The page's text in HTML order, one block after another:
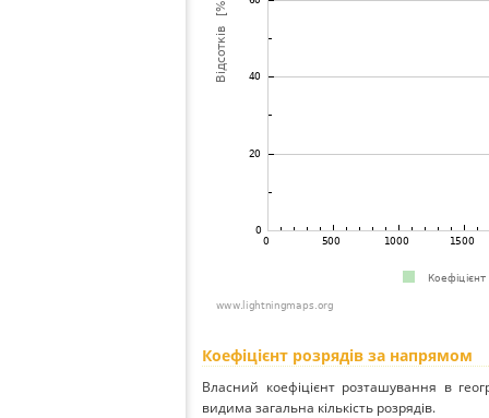
Коефіцієнт розрядів за напрямом
Власний коефіцієнт розташування в
видима загальна кількість розрядів.